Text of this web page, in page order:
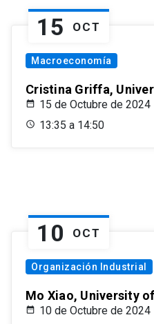
15 OCT
Macroeconomía
Cristina Griffa,
15 de Octubre de 2024
13:35 a 14:50
10 OCT
Organización Industrial
Mo Xiao, University
10 de Octubre de 2024